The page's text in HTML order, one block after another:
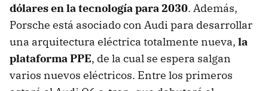
dólares en la tecnología para 2030. Además,
Porsche está asociado con Audi para desarrollar
una arquitectura eléctrica totalmente nueva, la
plataforma PPE, de la cual se espera salgan
varios nuevos eléctricos. Entre los primeros